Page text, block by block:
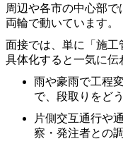
周辺や各市の中心部
両輪で動いています。
面接では、単に「施工
具体化すると一気に伝
雨や豪雨で工程
で、段取りをど
片側交互通行や
察・発注者との